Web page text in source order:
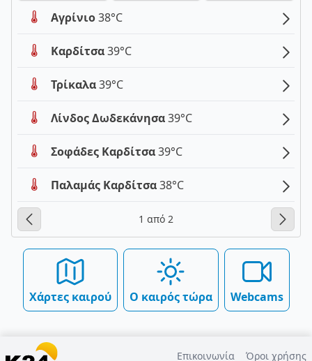
Αγρίνιο38°C
Καρδίτσα39°C
Τρίκαλα39°C
Λίνδος Δωδεκάνησα39°C
Σοφάδες Καρδίτσα39°C
Παλαμάς Καρδίτσα38°C
1 από 2
Χάρτες καιρού Ο καιρός τώρα Webcams
Επικοινωνία Όροι χρήσης